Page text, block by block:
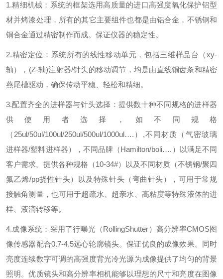
1.精细机械：系统的框架选用高质量的进口高强度氧化保护铝型
材并烤漆处理，所有的其它主要组件也都是由铝合金，不锈钢和
铜合金通过精密制作而成。保证仪器的稳定性。
2.精密定位：系统所有的线性移动单元，包括三维样品台（xy-
轴）， (Z-轴)注射器/针头的移动调节，均是由直线铜齿条和精密
燕尾槽驱动，确保传动平稳、轻松和精细。
3.配置齐全的进样器与针头选择：提供数十种不同规格的进样器
供使用者选择，如不同规格
（ 25ul/50ul/100ul/250ul/500ul/1000ul…. ） ,不同材质（气密玻璃
进样器/塑料进样器），不同品牌（Hamilton/boli…. ）以满足不同
客户需求。提供各种规格（10-34#）以及不同材质（不锈钢/聚四
氟乙烯/pp挠性针头）以及特殊针头（弯曲针头），可用于常规
接触角测量，也可用于超疏水、超亲水、高粘度等特殊液体的进
样、液滴转移等。
4.成像系统：采用了行曝光（RollingShutter）高分辨率CMOS图
像传感器配合0.7-4.5远心轮廓镜头。保证优良的成像效果。同时
亮度连续数字可调的高强度背光冷光源为成像提供了均匀的背景
照明。优质镜头和高分辨率相机能够以理想的尺寸和亮度在图像